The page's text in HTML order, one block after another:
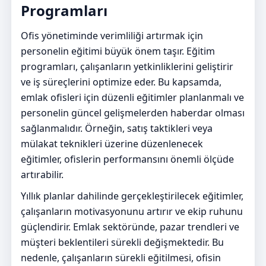
Programları
Ofis yönetiminde verimliliği artırmak için
personelin eğitimi büyük önem taşır. Eğitim
programları, çalışanların yetkinliklerini geliştirir
ve iş süreçlerini optimize eder. Bu kapsamda,
emlak ofisleri için düzenli eğitimler planlanmalı ve
personelin güncel gelişmelerden haberdar olması
sağlanmalıdır. Örneğin, satış taktikleri veya
mülakat teknikleri üzerine düzenlenecek
eğitimler, ofislerin performansını önemli ölçüde
artırabilir.
Yıllık planlar dahilinde gerçekleştirilecek eğitimler,
çalışanların motivasyonunu artırır ve ekip ruhunu
güçlendirir. Emlak sektöründe, pazar trendleri ve
müşteri beklentileri sürekli değişmektedir. Bu
nedenle, çalışanların sürekli eğitilmesi, ofisin